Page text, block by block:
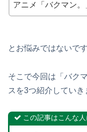
アニメ「バクマン
とお悩みではないで
そこで今回は「バク
スを3つ紹介していき
この記事はこんな人